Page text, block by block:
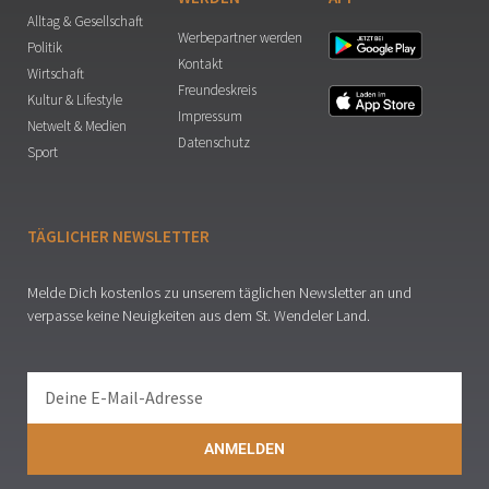
Alltag & Gesellschaft
Politik
Wirtschaft
Kultur & Lifestyle
Netwelt & Medien
Sport
Werbepartner werden
Kontakt
Freundeskreis
Impressum
Datenschutz
TÄGLICHER NEWSLETTER
Melde Dich kostenlos zu unserem täglichen Newsletter an und
verpasse keine Neuigkeiten aus dem St. Wendeler Land.
ANMELDEN